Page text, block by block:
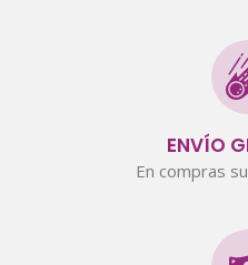
ENVÍO
En compras